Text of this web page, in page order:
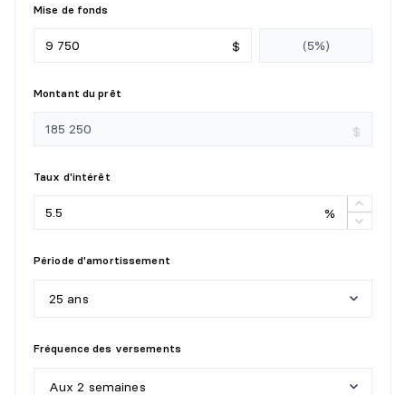
Mise de fonds
$
Montant du prêt
$
Taux d'intérêt
%
Période d'amortissement
25 ans
Fréquence des versements
Aux 2 semaines